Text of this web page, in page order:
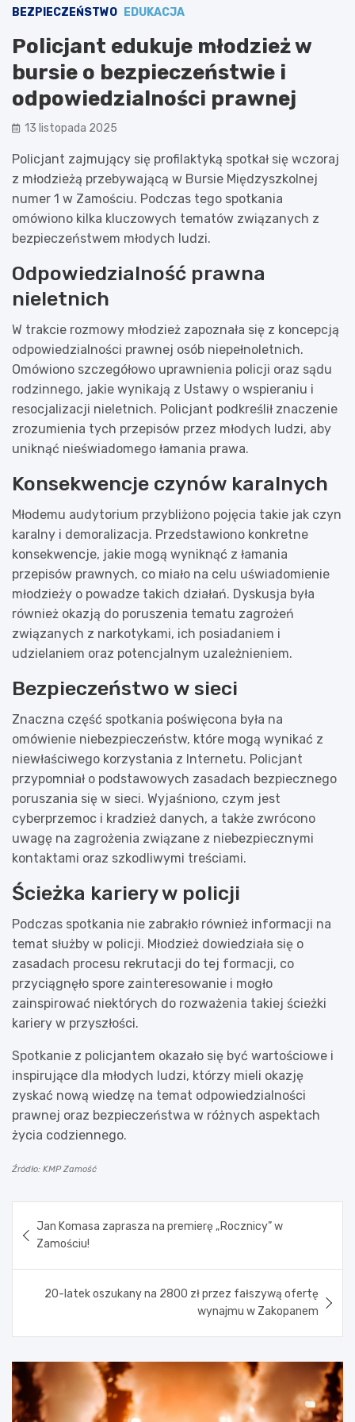
BEZPIECZEŃSTWO EDUKACJA
Policjant edukuje młodzież w
bursie o bezpieczeństwie i
odpowiedzialności prawnej
13 listopada 2025
Policjant zajmujący się profilaktyką spotkał się wczoraj
z młodzieżą przebywającą w Bursie Międzyszkolnej
numer 1 w Zamościu. Podczas tego spotkania
omówiono kilka kluczowych tematów związanych z
bezpieczeństwem młodych ludzi.
Odpowiedzialność prawna
nieletnich
W trakcie rozmowy młodzież zapoznała się z koncepcją
odpowiedzialności prawnej osób niepełnoletnich.
Omówiono szczegółowo uprawnienia policji oraz sądu
rodzinnego, jakie wynikają z Ustawy o wspieraniu i
resocjalizacji nieletnich. Policjant podkreślił znaczenie
zrozumienia tych przepisów przez młodych ludzi, aby
uniknąć nieświadomego łamania prawa.
Konsekwencje czynów karalnych
Młodemu audytorium przybliżono pojęcia takie jak czyn
karalny i demoralizacja. Przedstawiono konkretne
konsekwencje, jakie mogą wyniknąć z łamania
przepisów prawnych, co miało na celu uświadomienie
młodzieży o powadze takich działań. Dyskusja była
również okazją do poruszenia tematu zagrożeń
związanych z narkotykami, ich posiadaniem i
udzielaniem oraz potencjalnym uzależnieniem.
Bezpieczeństwo w sieci
Znaczna część spotkania poświęcona była na
omówienie niebezpieczeństw, które mogą wynikać z
niewłaściwego korzystania z Internetu. Policjant
przypomniał o podstawowych zasadach bezpiecznego
poruszania się w sieci. Wyjaśniono, czym jest
cyberprzemoc i kradzież danych, a także zwrócono
uwagę na zagrożenia związane z niebezpiecznymi
kontaktami oraz szkodliwymi treściami.
Ścieżka kariery w policji
Podczas spotkania nie zabrakło również informacji na
temat służby w policji. Młodzież dowiedziała się o
zasadach procesu rekrutacji do tej formacji, co
przyciągnęło spore zainteresowanie i mogło
zainspirować niektórych do rozważenia takiej ścieżki
kariery w przyszłości.
Spotkanie z policjantem okazało się być wartościowe i
inspirujące dla młodych ludzi, którzy mieli okazję
zyskać nową wiedzę na temat odpowiedzialności
prawnej oraz bezpieczeństwa w różnych aspektach
życia codziennego.
Źródło: KMP Zamość
wpisu
Jan Komasa zaprasza na premierę „Rocznicy” w
Zamościu!
20-latek oszukany na 2800 zł przez fałszywą ofertę
wynajmu w Zakopanem